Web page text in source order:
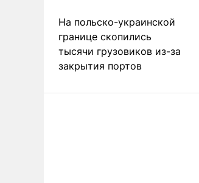
На польско-украинской
границе скопились
тысячи грузовиков из-за
закрытия портов